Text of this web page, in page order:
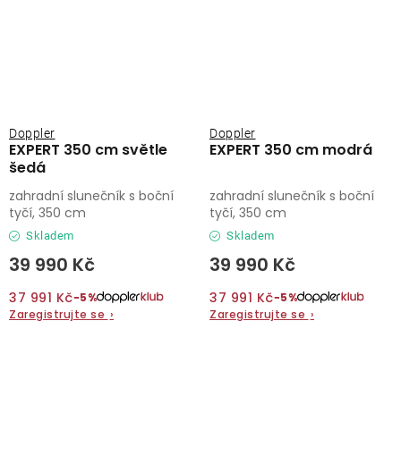
EXPERT 350 cm světle
šedá
Doppler
Skladem
39 990 Kč
37 991 Kč−5%
Zaregistrujte se ›
zahradní slunečník s boční
tyčí, 350 cm
EXPERT 350 cm modrá
Doppler
Skladem
39 990 Kč
37 991 Kč−5%
Zaregistrujte se ›
zahradní slunečník s boční
tyčí, 350 cm